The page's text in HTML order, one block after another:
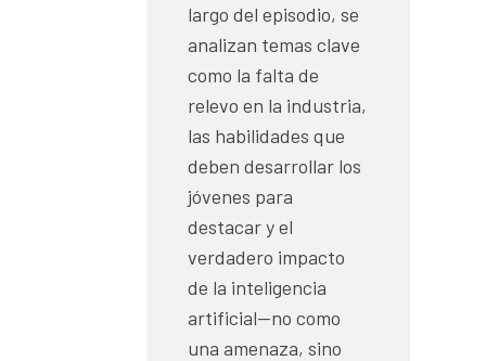
largo del episodio, se
analizan temas clave
como la falta de
relevo en la industria,
las habilidades que
deben desarrollar los
jóvenes para
destacar y el
verdadero impacto
de la inteligencia
artificial—no como
una amenaza, sino